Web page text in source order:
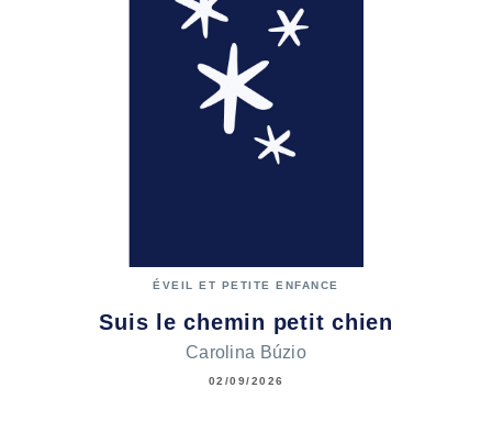
ÉVEIL ET PETITE ENFANCE
Suis le chemin petit chien
Carolina Búzio
02/09/2026